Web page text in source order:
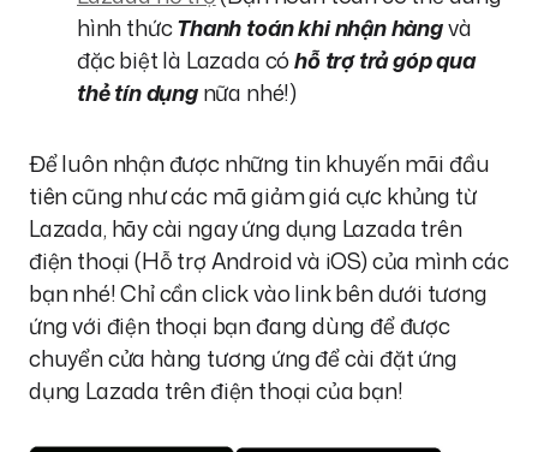
hình thứcThanh toán khi nhận hàngvà
đặc biệt là Lazada cóhỗ trợ trả góp qua
thẻ tín dụngnữa nhé!)
Để luôn nhận được những tin khuyến mãi đầu
tiên cũng như các mã giảm giá cực khủng từ
Lazada, hãy cài ngay ứng dụng Lazada trên
điện thoại (Hỗ trợ Android và iOS) của mình các
bạn nhé! Chỉ cần click vào link bên dưới tương
ứng với điện thoại bạn đang dùng để được
chuyển cửa hàng tương ứng để cài đặt ứng
dụng Lazada trên điện thoại của bạn!